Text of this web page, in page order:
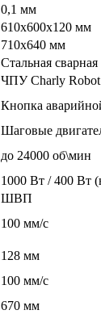
0,1 мм
610x600х120 мм
710х640 мм
Стальная
ЧПУ Charly
Кнопка
Шаговые
до 24000 об\мин
1000 Вт / 400 Вт
ШВП
100 мм/с
128 мм
100 мм/с
670 мм